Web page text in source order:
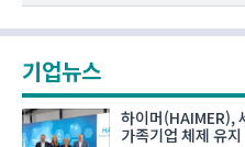
기업뉴스
하이머(HAIMER),
가족기업 체제 유